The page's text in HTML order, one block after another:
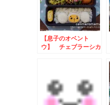
【息子のオベント
ウ】 チェブラーシカ